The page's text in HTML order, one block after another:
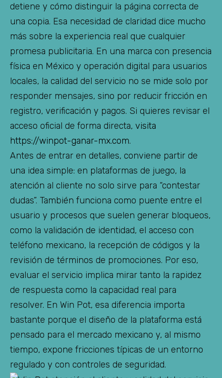
detiene y cómo distinguir la página correcta de
una copia. Esa necesidad de claridad dice mucho
más sobre la experiencia real que cualquier
promesa publicitaria. En una marca con presencia
física en México y operación digital para usuarios
locales, la calidad del servicio no se mide solo por
responder mensajes, sino por reducir fricción en
registro, verificación y pagos. Si quieres revisar el
acceso oficial de forma directa, visita
https://winpot-ganar-mx.com.
Antes de entrar en detalles, conviene partir de
una idea simple: en plataformas de juego, la
atención al cliente no solo sirve para “contestar
dudas”. También funciona como puente entre el
usuario y procesos que suelen generar bloqueos,
como la validación de identidad, el acceso con
teléfono mexicano, la recepción de códigos y la
revisión de términos de promociones. Por eso,
evaluar el servicio implica mirar tanto la rapidez
de respuesta como la capacidad real para
resolver. En Win Pot, esa diferencia importa
bastante porque el diseño de la plataforma está
pensado para el mercado mexicano y, al mismo
tiempo, expone fricciones típicas de un entorno
regulado y con controles de seguridad.